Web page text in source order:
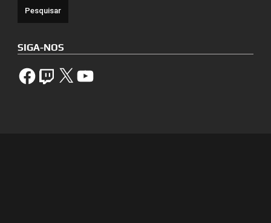
SIGA-NOS
FacebookTwitch X YouTube